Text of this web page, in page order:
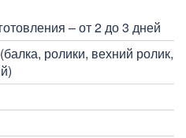
– от 2 до 3 дней
ролики, вехний ролик,